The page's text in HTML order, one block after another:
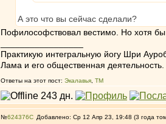
А это что вы сейчас сделали?
Пофилософствовал вестимо. Но хотя
Практикую интегральную йогу Шри
Лама и его общественная деятельность.
Ответы на этот пост: Экалавья ТМ
№624376 Добавлено: Ср 12 Апр 23, 19:48 (3 года